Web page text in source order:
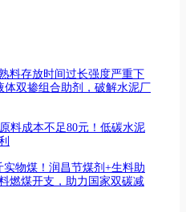
料存放时间过长强度严重下
体双掺组合助剂，破解水泥厂
料成本不足80元！低碳水泥
实物煤！润昌节煤剂+生料助
燃煤开支，助力国家双碳减